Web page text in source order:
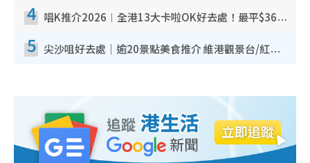
4 唱K推介2026︱全港13大卡啦OK好去處！最平$36起 日文K都有！(附地址+收費詳情)
5 尖沙咀好去處｜逾20景點美食推介 維港觀景台/紅磚古蹟/九龍公園/室內遊樂場